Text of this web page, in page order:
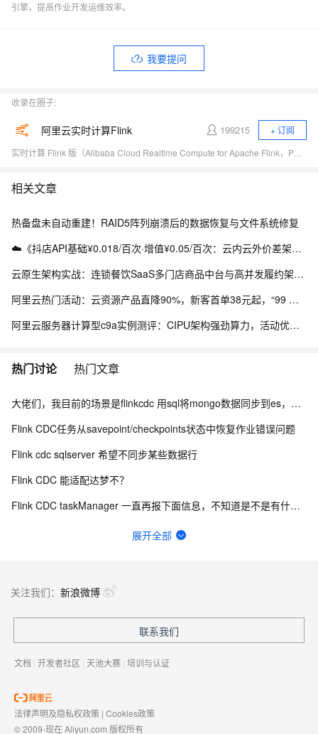
引擎，提高作业开发运维效率。
我要提问
收录在圈子:
阿里云实时计算Flink 199215
+ 订阅
相关文章
热备盘未自动重建！RAID5阵列崩溃后的数据恢复与文件系统修复
☁️《抖店API基础¥0.018/百次·增值¥0.05/百次：云内云外价差架构实战》（附Python源码）
云原生架构实战：连锁餐饮SaaS多门店商品中台与高并发履约架构解析
阿里云热门活动：云资源产品直降90%，新客首单38元起，“99 计划”新购续费同价
阿里云服务器计算型c9a实例测评：CIPU架构强劲算力，活动优惠性价比突出
热门讨论 热门文章
大佬们，我目前的场景是flinkcdc 用sql将mongo数据同步到es，有人做过这样的场景吗？
Flink CDC任务从savepoint/checkpoints状态中恢复作业错误问题
Flink cdc sqlserver 希望不同步某些数据行
Flink CDC 能适配达梦不？
Flink CDC taskManager 一直再报下面信息，不知道是不是有什么问题？
有用flink cdc同步mysql到hive这样搞过的源码吗?
flinkcdc在IDEA运行正常，打包就报错
FFA 2024 大会门票免费送！AI时代下大数据技术未来路在何方？
展开全部
关注我们： 新浪微博
联系我们
文档 | 开发者社区 | 天池大赛 | 培训与认证
法律声明及隐私权政策 | Cookies政策
© 2009-现在 Aliyun.com 版权所有